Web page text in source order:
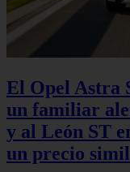
El Opel Astra
un familiar
y al León ST
un precio